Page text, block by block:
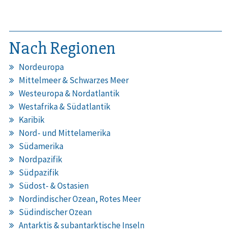
Nach Regionen
Nordeuropa
Mittelmeer & Schwarzes Meer
Westeuropa & Nordatlantik
Westafrika & Südatlantik
Karibik
Nord- und Mittelamerika
Südamerika
Nordpazifik
Südpazifik
Südost- & Ostasien
Nordindischer Ozean, Rotes Meer
Südindischer Ozean
Antarktis & subantarktische Inseln